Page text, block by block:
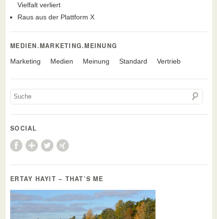
Vielfalt verliert
Raus aus der Plattform X
MEDIEN.MARKETING.MEINUNG
Marketing Medien Meinung Standard Vertrieb
SOCIAL
ERTAY HAYIT – THAT’S ME